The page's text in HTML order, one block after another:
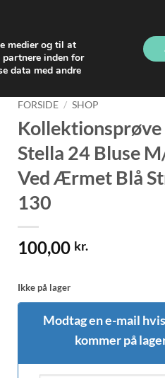
FORSIDE / SHOP
Kollektionsprøve
Stella 24 Bluse
Ved Ærmet Blå
130
100,00 kr.
Ikke på lager
Modtag en e-mail
kommer på
medier og til at
inden for
data med andre